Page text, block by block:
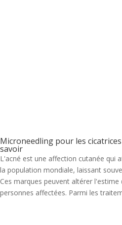
Microneedling pour les cicatrices
savoir
L'acné est une affection cutanée qui
la population mondiale, laissant
Ces marques peuvent altérer
personnes affectées. Parmi les